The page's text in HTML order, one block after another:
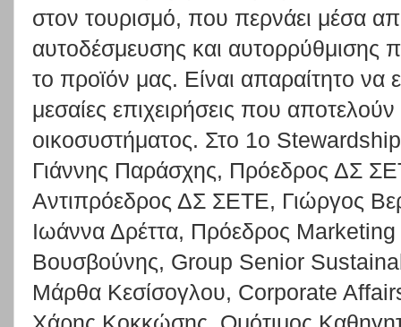
στον τουρισμό, που περνάει μέσα
αυτοδέσμευσης και αυτορρύθμισης
το προϊόν μας. Είναι απαραίτητο να
μεσαίες επιχειρήσεις που αποτελούν
οικοσυστήματος. Στο 1ο
Γιάννης Παράσχης, Πρόεδρος ΔΣ
Αντιπρόεδρος ΔΣ ΣΕΤΕ, Γιώργος
Ιωάννα Δρέττα, Πρόεδρος
Βουσβούνης, Group Senior
Μάρθα Κεσίσογλου, Corporate